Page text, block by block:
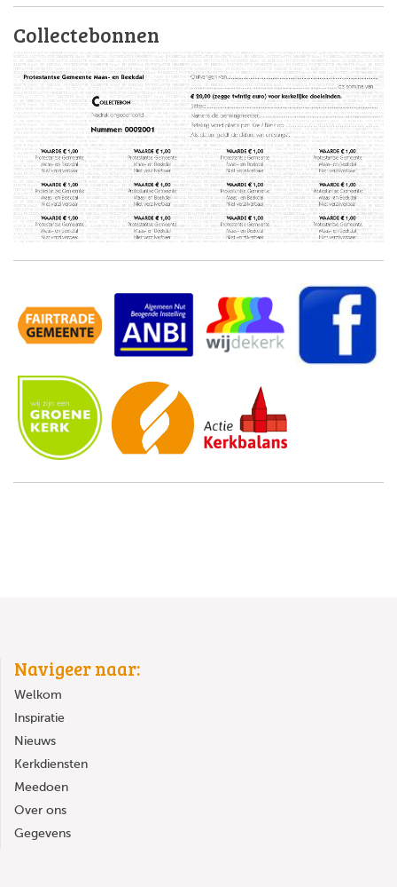
Collectebonnen
Navigeer naar:
Welkom
Inspiratie
Nieuws
Kerkdiensten
Meedoen
Over ons
Gegevens